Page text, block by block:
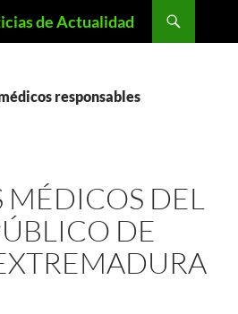
de Actualidad
responsables
DEL
DE